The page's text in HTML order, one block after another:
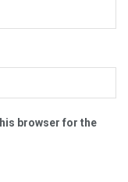
browser for the